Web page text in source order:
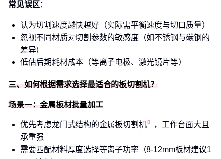
常见误区 ：
认为切割速度越快越好（实际需平衡速度与切口质量）
忽视不同材质对切割参数的敏感度（如不锈钢与碳钢的
差异）
低估后期耗材成本（等离子电极、激光镜片等）
三、如何根据需求选择最适合的板切割机？
场景一：金属板材批量加工
优先考虑龙门式结构的金属板切割机
，工作台面大且
承重强
需要匹配材料厚度选择等离子功率（8-12mm板材建议1